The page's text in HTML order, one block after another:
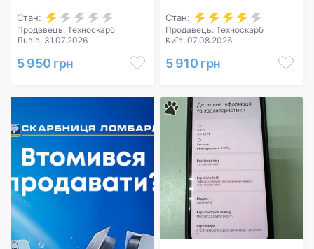
Стан:
Продавець: Техноскарб
Львів, 31.07.2026
5 950 грн
Стан:
Продавець: Техноскарб
Київ, 07.08.2026
5 910 грн